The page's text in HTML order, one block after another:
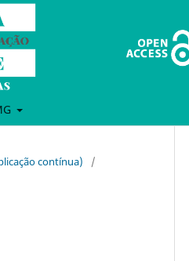
contínua)
/